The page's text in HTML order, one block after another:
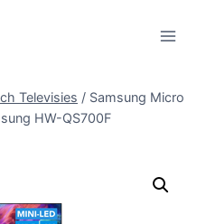
Televisies / Samsung Micro
HW-QS700F